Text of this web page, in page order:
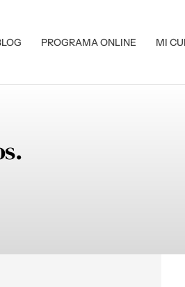
PROGRAMA ONLINE MI